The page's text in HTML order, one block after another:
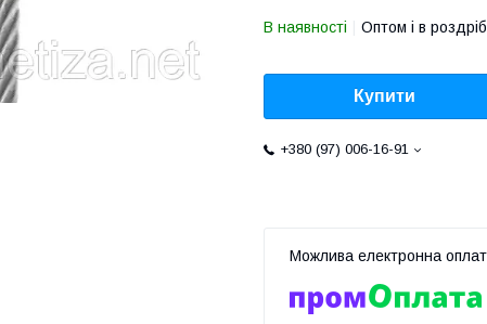
В наявності Оптом і в роздріб
Купити
+380 (97) 006-16-91